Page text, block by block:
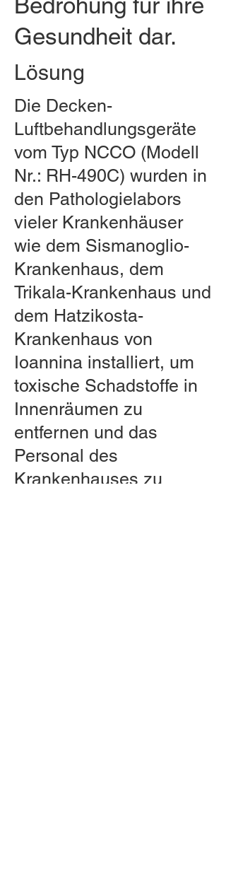
Gesundheit dar.
Lösung
Die Decken-
Luftbehandlungsgeräte
vom Typ NCCO (Modell
Nr.: RH-490C) wurden in
den Pathologielabors
vieler Krankenhäuser
wie dem Sismanoglio-
Krankenhaus, dem
Trikala-Krankenhaus und
dem Hatzikosta-
Krankenhaus von
Ioannina installiert, um
toxische Schadstoffe in
Innenräumen zu
entfernen und das
Personal des
Krankenhauses zu